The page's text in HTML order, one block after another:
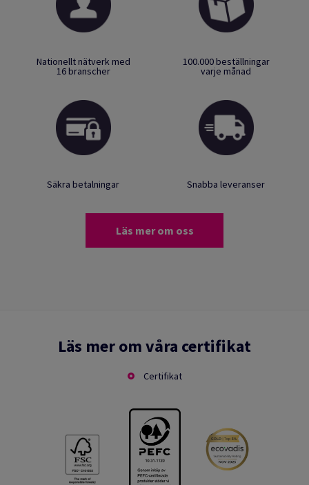
Nationellt nätverk med
16 branscher
100.000 beställningar
varje månad
Säkra betalningar Snabba leveranser
Läs mer om oss
Läs mer om våra certifikat
Certifikat